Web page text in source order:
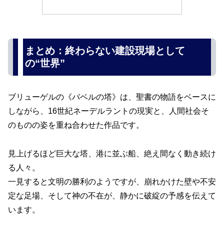
まとめ：終わらない建設現場として
の“世界”
ブリューゲルの《バベルの塔》は、聖書の物語をベースに
しながら、16世紀ネーデルラントの現実と、人間社会そ
のものの姿を重ね合わせた作品です。
見上げるほど巨大な塔、港に並ぶ船、絶え間なく動き続け
る人々。
一見すると文明の勝利のようですが、崩れかけた壁や不安
定な足場、そして神の不在が、静かに破綻の予感を伝えて
います。